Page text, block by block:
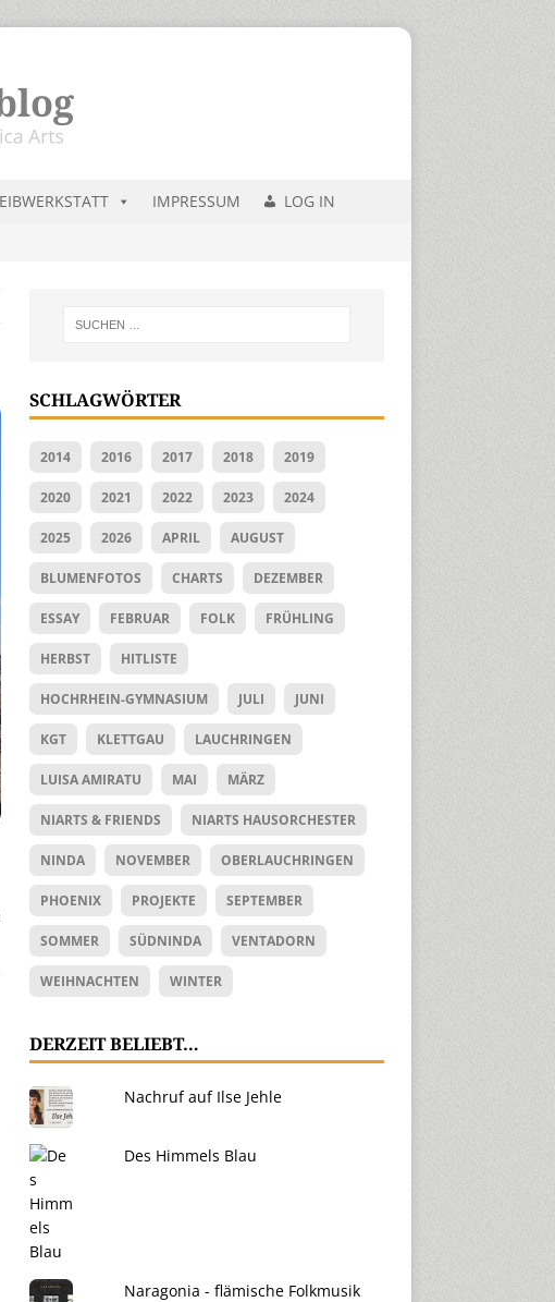
IMPRESSUM LOG IN
SCHLAGWÖRTER
2014 2016 2017 2018 2019
2020 2021 2022 2023 2024
2025 2026 APRIL AUGUST
BLUMENFOTOS CHARTS DEZEMBER
ESSAY FEBRUAR FOLK FRÜHLING
HERBST HITLISTE
HOCHRHEIN-GYMNASIUM JULI JUNI
KGT KLETTGAU LAUCHRINGEN
LUISA AMIRATU MAI MÄRZ
NIARTS & FRIENDS NIARTS HAUSORCHESTER
NINDA NOVEMBER OBERLAUCHRINGEN
PHOENIX PROJEKTE SEPTEMBER
SOMMER SÜDNINDA VENTADORN
WEIHNACHTEN WINTER
DERZEIT BELIEBT…
Nachruf auf Ilse Jehle
Des Himmels Blau
Naragonia - flämische Folkmusik